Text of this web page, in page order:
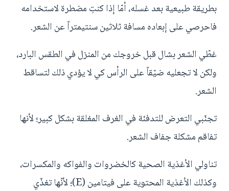
بطريقة طبيعية بعد غسله، أمّا إذا كنتِ مضطرة لاستخدامه
فاحرصي على إبعاده مسافة ثلاثين سنتيمتراً عن الشعر.
غطّي الشعر بشال قبل خروجك من المنزل في الطقس البارد،
ولكن لا تجعليه ضيّقاً على الرأس كي لا يؤدي ذلك لتساقط
الشعر.
تجنّبي التعرض للتدفئة في الغرف المغلقة بشكل كبير؛ لأنها
تفاقم مشكلة جفاف الشعر.
تناولي الأغذية الصحية كالخضروات والفواكه والمكسرات،
وكذلك الأغذية المحتوية على فيتامين (E)؛ لأنّها تغذّي